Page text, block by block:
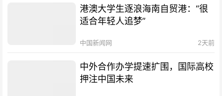
港澳大学生逐浪海南自贸港：“很
适合年轻人追梦”
中国新闻网 2天前
中外合作办学提速扩围，国际高校
押注中国未来